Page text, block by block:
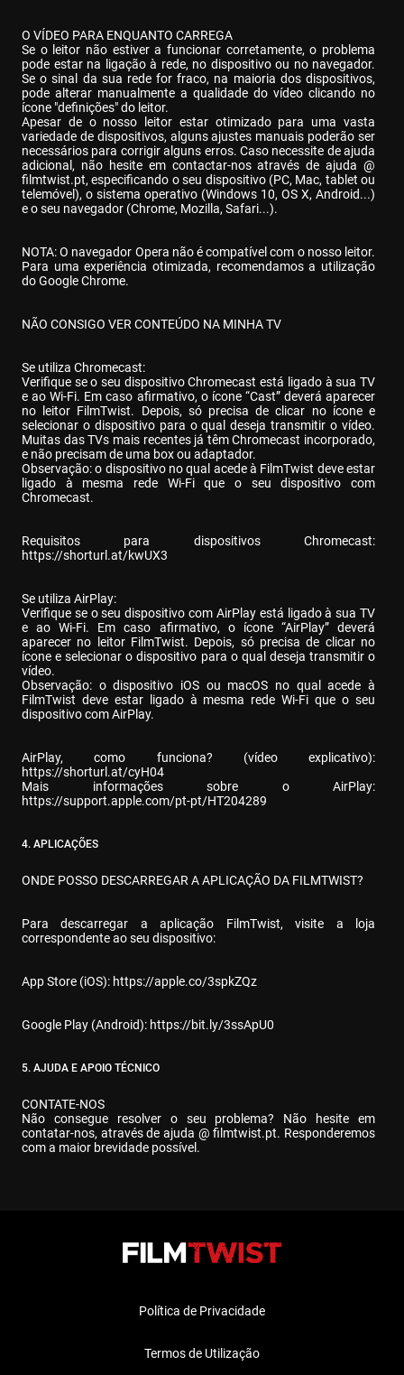
O VÍDEO PARA ENQUANTO CARREGA
Se o leitor não estiver a funcionar corretamente, o problema
pode estar na ligação à rede, no dispositivo ou no navegador.
Se o sinal da sua rede for fraco, na maioria dos dispositivos,
pode alterar manualmente a qualidade do vídeo clicando no
ícone "definições" do leitor.
Apesar de o nosso leitor estar otimizado para uma vasta
variedade de dispositivos, alguns ajustes manuais poderão ser
necessários para corrigir alguns erros. Caso necessite de ajuda
adicional, não hesite em contactar-nos através de ajuda @
filmtwist.pt, especificando o seu dispositivo (PC, Mac, tablet ou
telemóvel), o sistema operativo (Windows 10, OS X, Android...)
e o seu navegador (Chrome, Mozilla, Safari...).
NOTA: O navegador Opera não é compatível com o nosso leitor.
Para uma experiência otimizada, recomendamos a utilização
do Google Chrome.
NÃO CONSIGO VER CONTEÚDO NA MINHA TV
Se utiliza Chromecast:
Verifique se o seu dispositivo Chromecast está ligado à sua TV
e ao Wi-Fi. Em caso afirmativo, o ícone “Cast” deverá aparecer
no leitor FilmTwist. Depois, só precisa de clicar no ícone e
selecionar o dispositivo para o qual deseja transmitir o vídeo.
Muitas das TVs mais recentes já têm Chromecast incorporado,
e não precisam de uma box ou adaptador.
Observação: o dispositivo no qual acede à FilmTwist deve estar
ligado à mesma rede Wi-Fi que o seu dispositivo com
Chromecast.
https://shorturl.at/kwUX3
Se utiliza AirPlay:
Verifique se o seu dispositivo com AirPlay está ligado à sua TV
e ao Wi-Fi. Em caso afirmativo, o ícone “AirPlay” deverá
aparecer no leitor FilmTwist. Depois, só precisa de clicar no
ícone e selecionar o dispositivo para o qual deseja transmitir o
vídeo.
Observação: o dispositivo iOS ou macOS no qual acede à
FilmTwist deve estar ligado à mesma rede Wi-Fi que o seu
dispositivo com AirPlay.
https://shorturl.at/cyH04
https://support.apple.com/pt-pt/HT204289
4. APLICAÇÕES
ONDE POSSO DESCARREGAR A APLICAÇÃO DA FILMTWIST?
Para descarregar a aplicação FilmTwist, visite a loja
correspondente ao seu dispositivo:
App Store (iOS): https://apple.co/3spkZQz
Google Play (Android): https://bit.ly/3ssApU0
5. AJUDA E APOIO TÉCNICO
CONTATE-NOS
Não consegue resolver o seu problema? Não hesite em
contatar-nos, através de ajuda @ filmtwist.pt. Responderemos
com a maior brevidade possível.
Política de Privacidade
Termos de Utilização